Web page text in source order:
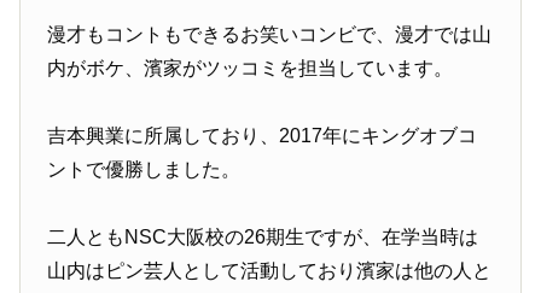
漫才もコントもできるお笑いコンビで、漫才では山
内がボケ、濱家がツッコミを担当しています。
吉本興業に所属しており、2017年にキングオブコ
ントで優勝しました。
二人ともNSC大阪校の26期生ですが、在学当時は
山内はピン芸人として活動しており濱家は他の人と